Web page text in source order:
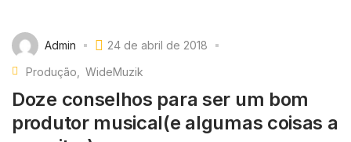
Admin
24 de abril de 2018
Produção
WideMuzik
Doze conselhos para ser um bom
produtor musical(e algumas coisas a